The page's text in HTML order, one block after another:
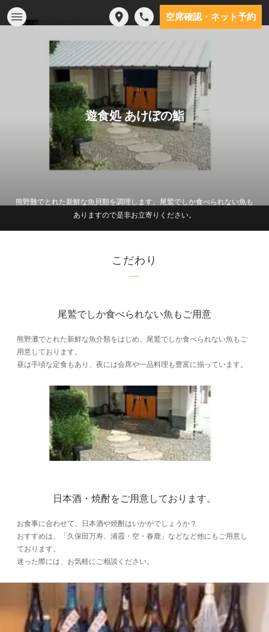
空席確認・ネット予約
遊食処 あけぼの鮨
熊野難でとれた新鮮な魚貝類を調理します。尾鷲でしか食べられない魚も
ありますので是非お立寄りください。
こだわり
尾鷲でしか食べられない魚もご用意
熊野灘でとれた新鮮な魚介類をはじめ、尾鷲でしか食べられない魚もご
用意しております。
昼は手頃な定食もあり、夜には会席や一品料理も豊富に揃っています。
日本酒・焼酎をご用意しております。
お食事に合わせて、日本酒や焼酎はいかがでしょうか？
おすすめは、「久保田万寿、浦霞・空・春鹿」などなど他にもご用意し
ております。
迷った際には、お気軽にご相談ください。